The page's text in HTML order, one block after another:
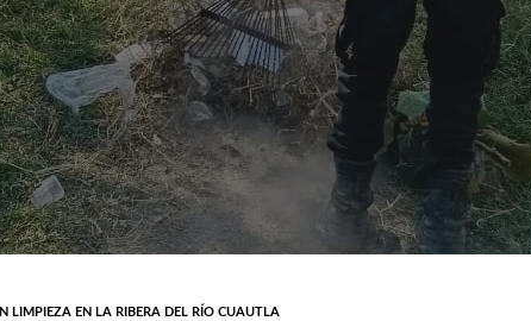
LIMPIEZA EN LA RIBERA DEL RÍO CUAUTLA